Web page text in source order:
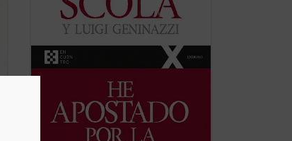
aspectos centrales de su itinerario vital,
la trayectoria y situación de la Iglesia y la
sociedad europea en el último medio
siglo. ...(ver ficha)